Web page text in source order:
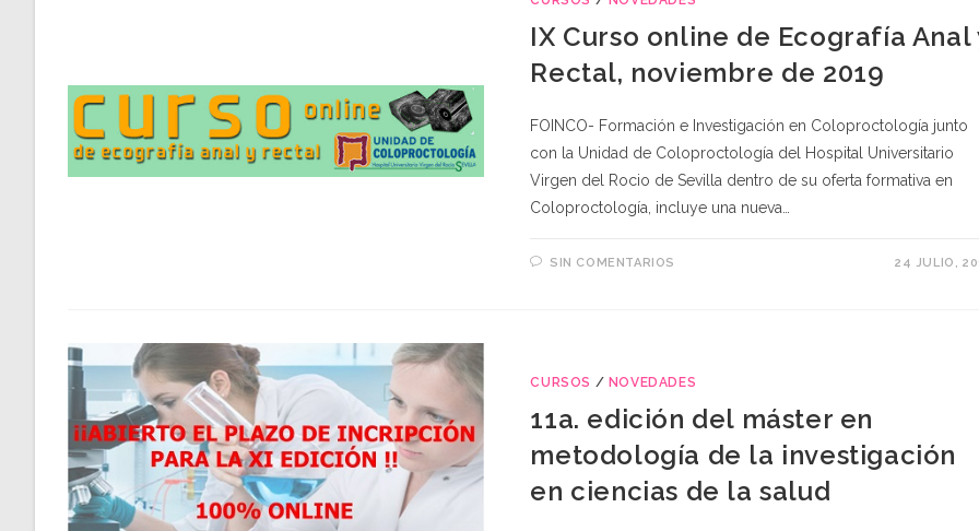
IX Curso online de Ecografía Anal
Rectal, noviembre de 2019
FOINCO- Formación e Investigación en Coloproctología junto
con la Unidad de Coloproctología del Hospital Universitario
Virgen del Rocio de Sevilla dentro de su oferta formativa en
Coloproctología, incluye una nueva…
SIN COMENTARIOS 24 JULIO,
CURSOS / NOVEDADES
11a. edición del máster en
metodología de la investigación
en ciencias de la salud